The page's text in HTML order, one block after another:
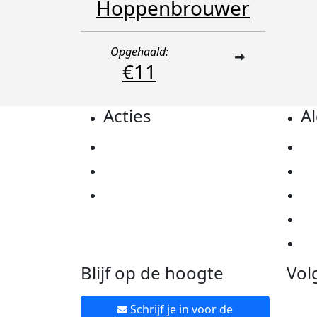
Hoppenbrouwer
Opgehaald:
€11
Acties
Blijf op de hoogte
Schrijf je in voor de